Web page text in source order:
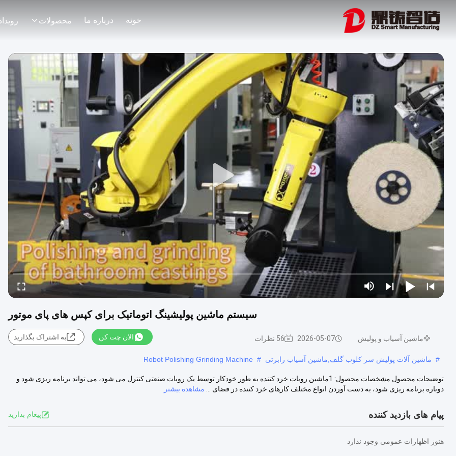
خونه درباره ما محصولات
سیستم ماشین پولیشینگ اتوماتیک برای کپس های پای موتور
ماشین آسیاب و پولیش 2026-05-07 56 نظرات الان چت کن به اشتراک بگذارید
# ماشین آلات پولیش سر کلوب گلف,ماشین آسیاب رابرتی #
Robot Polishing Grinding Machine
توضیحات محصول مشخصات محصول: 1ماشین روبات خرد کننده به طور خودکار توسط یک روبات صنعتی کنترل می شود، می تواند برنامه ریزی شود و
دوباره برنامه ریزی شود، به دست آوردن انواع مختلف کارهای خرد کننده در فضای ...
مشاهده بیشتر
پیام های بازدید کننده پيغام بذاريد
هنوز اظهارات عمومی وجود ندارد